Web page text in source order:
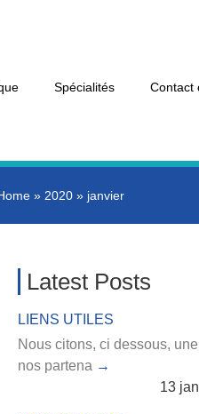
Spécialités Contact
» 2020 » janvier
Latest Posts
LIENS UTILES
Nous citons, ci dessous,
nos partena
13